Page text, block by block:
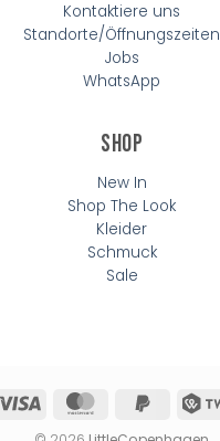
Kontaktiere uns
Standorte/Öffnungszeiten
Jobs
WhatsApp
Shop
New In
Shop The Look
Kleider
Schmuck
Sale
Visa MasterCardPayPal